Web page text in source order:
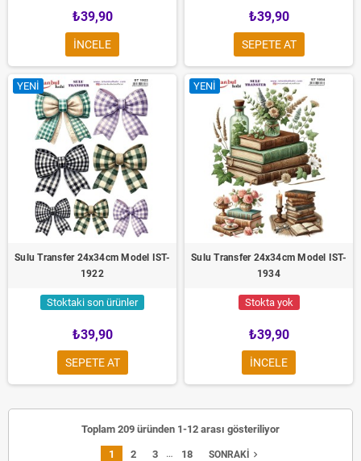
₺39,90
INCELE
₺39,90
SEPETE AT
YENI
Sulu Transfer 24x34cm Model IST-
1922
Stoktaki son ürünler
₺39,90
SEPETE AT
YENI
Sulu Transfer 24x34cm Model IST-
1934
Stokta yok
₺39,90
INCELE
Toplam 209 üründen 1-12 arası gösteriliyor
1 2 3 … 18 SONRAKI navigate_next